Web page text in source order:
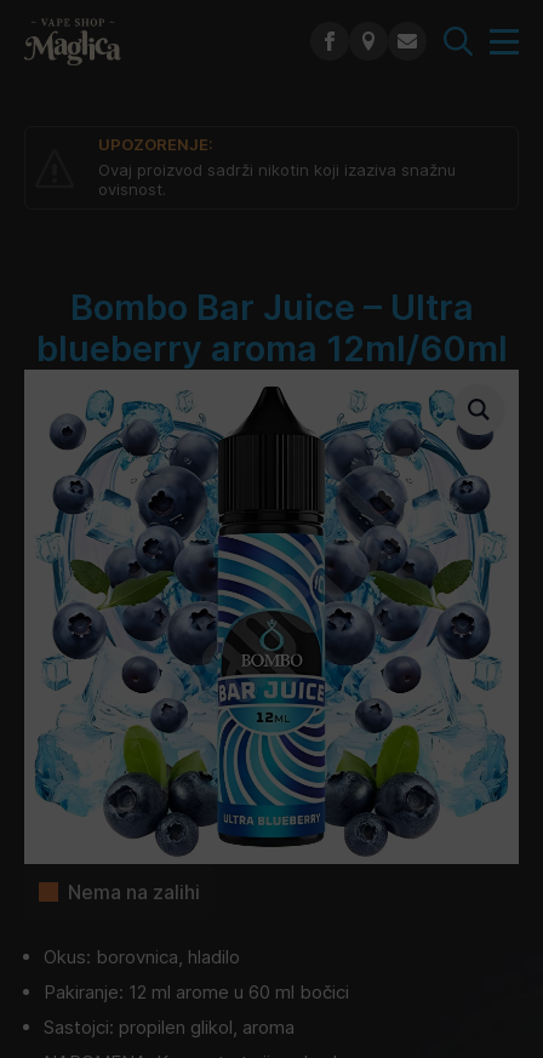
UPOZORENJE:
Ovaj proizvod sadrži nikotin koji izaziva snažnu
ovisnost.
Bombo Bar Juice – Ultra
blueberry aroma 12ml/60ml
Nema na zalihi
Okus: borovnica, hladilo
Pakiranje: 12 ml arome u 60 ml bočici
Sastojci: propilen glikol, aroma